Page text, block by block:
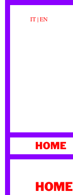
IT|EN
AL
HOME
HOME